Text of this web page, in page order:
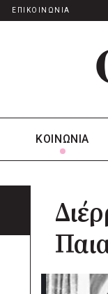
ΕΠΙΚΟΙΝΩΝΙΑ
ΚΟΙΝΩΝΙΑ